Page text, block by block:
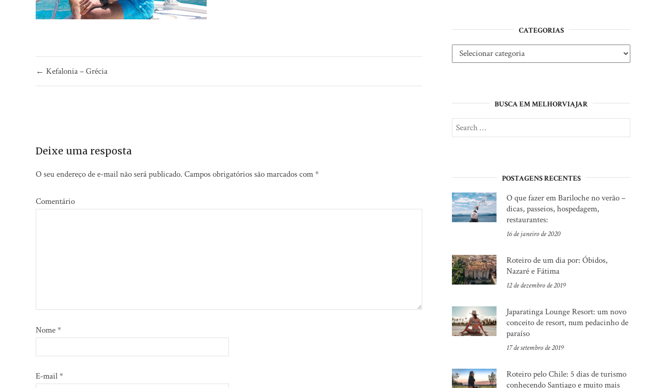
de
Post
← Kefalonia – Grécia
Deixe uma resposta
O seu endereço de e-mail não será publicado. Campos obrigatórios são marcados com*
Comentário
Nome*
E-mail*
CATEGORIAS
Categorias
BUSCA EM MELHORVIAJAR
Search
for:
POSTAGENS RECENTES
O que fazer em Bariloche no verão –
dicas, passeios, hospedagem,
restaurantes:
16 de janeiro de 2020
Roteiro de um dia por: Óbidos,
Nazaré e Fátima
12 de dezembro de 2019
Japaratinga Lounge Resort: um novo
conceito de resort, num pedacinho de
paraíso
17 de setembro de 2019
Roteiro pelo Chile: 5 dias de turismo
conhecendo Santiago e muito mais